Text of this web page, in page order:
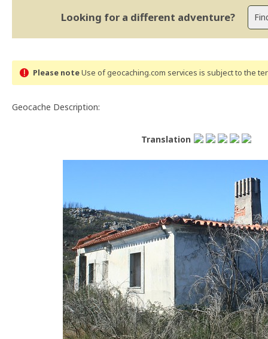
Looking for a different adventure?
Please noteUse of geocaching.com services is subject to the
Geocache Description:
Translation